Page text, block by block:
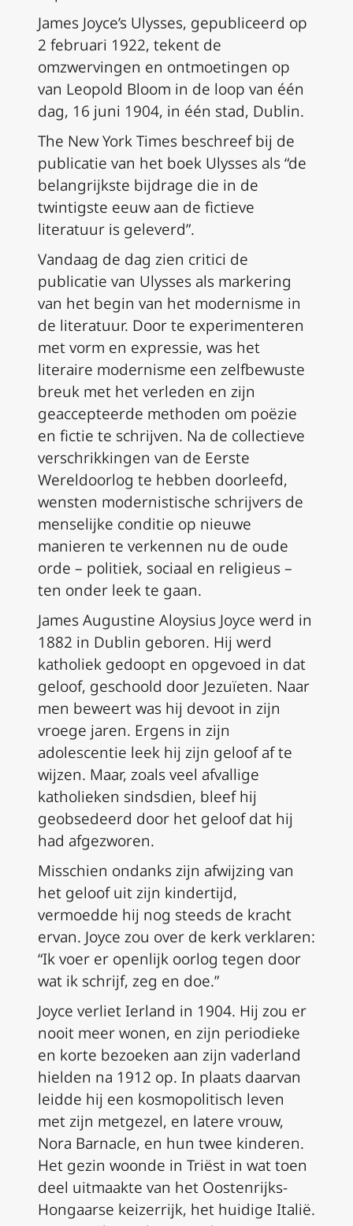
James Joyce’s Ulysses, gepubliceerd op
2 februari 1922, tekent de
omzwervingen en ontmoetingen op
van Leopold Bloom in de loop van één
dag, 16 juni 1904, in één stad, Dublin.
The New York Times beschreef bij de
publicatie van het boek Ulysses als “de
belangrijkste bijdrage die in de
twintigste eeuw aan de fictieve
literatuur is geleverd”.
Vandaag de dag zien critici de
publicatie van Ulysses als markering
van het begin van het modernisme in
de literatuur. Door te experimenteren
met vorm en expressie, was het
literaire modernisme een zelfbewuste
breuk met het verleden en zijn
geaccepteerde methoden om poëzie
en fictie te schrijven. Na de collectieve
verschrikkingen van de Eerste
Wereldoorlog te hebben doorleefd,
wensten modernistische schrijvers de
menselijke conditie op nieuwe
manieren te verkennen nu de oude
orde – politiek, sociaal en religieus –
ten onder leek te gaan.
James Augustine Aloysius Joyce werd in
1882 in Dublin geboren. Hij werd
katholiek gedoopt en opgevoed in dat
geloof, geschoold door Jezuïeten. Naar
men beweert was hij devoot in zijn
vroege jaren. Ergens in zijn
adolescentie leek hij zijn geloof af te
wijzen. Maar, zoals veel afvallige
katholieken sindsdien, bleef hij
geobsedeerd door het geloof dat hij
had afgezworen.
Misschien ondanks zijn afwijzing van
het geloof uit zijn kindertijd,
vermoedde hij nog steeds de kracht
ervan. Joyce zou over de kerk verklaren:
“Ik voer er openlijk oorlog tegen door
wat ik schrijf, zeg en doe.”
Joyce verliet Ierland in 1904. Hij zou er
nooit meer wonen, en zijn periodieke
en korte bezoeken aan zijn vaderland
hielden na 1912 op. In plaats daarvan
leidde hij een kosmopolitisch leven
met zijn metgezel, en latere vrouw,
Nora Barnacle, en hun twee kinderen.
Het gezin woonde in Triëst in wat toen
deel uitmaakte van het Oostenrijks-
Hongaarse keizerrijk, het huidige Italië.